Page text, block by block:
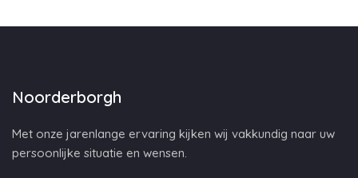
Noorderborgh
Met onze jarenlange ervaring kijken wij vakkundig naar uw
persoonlijke situatie en wensen.